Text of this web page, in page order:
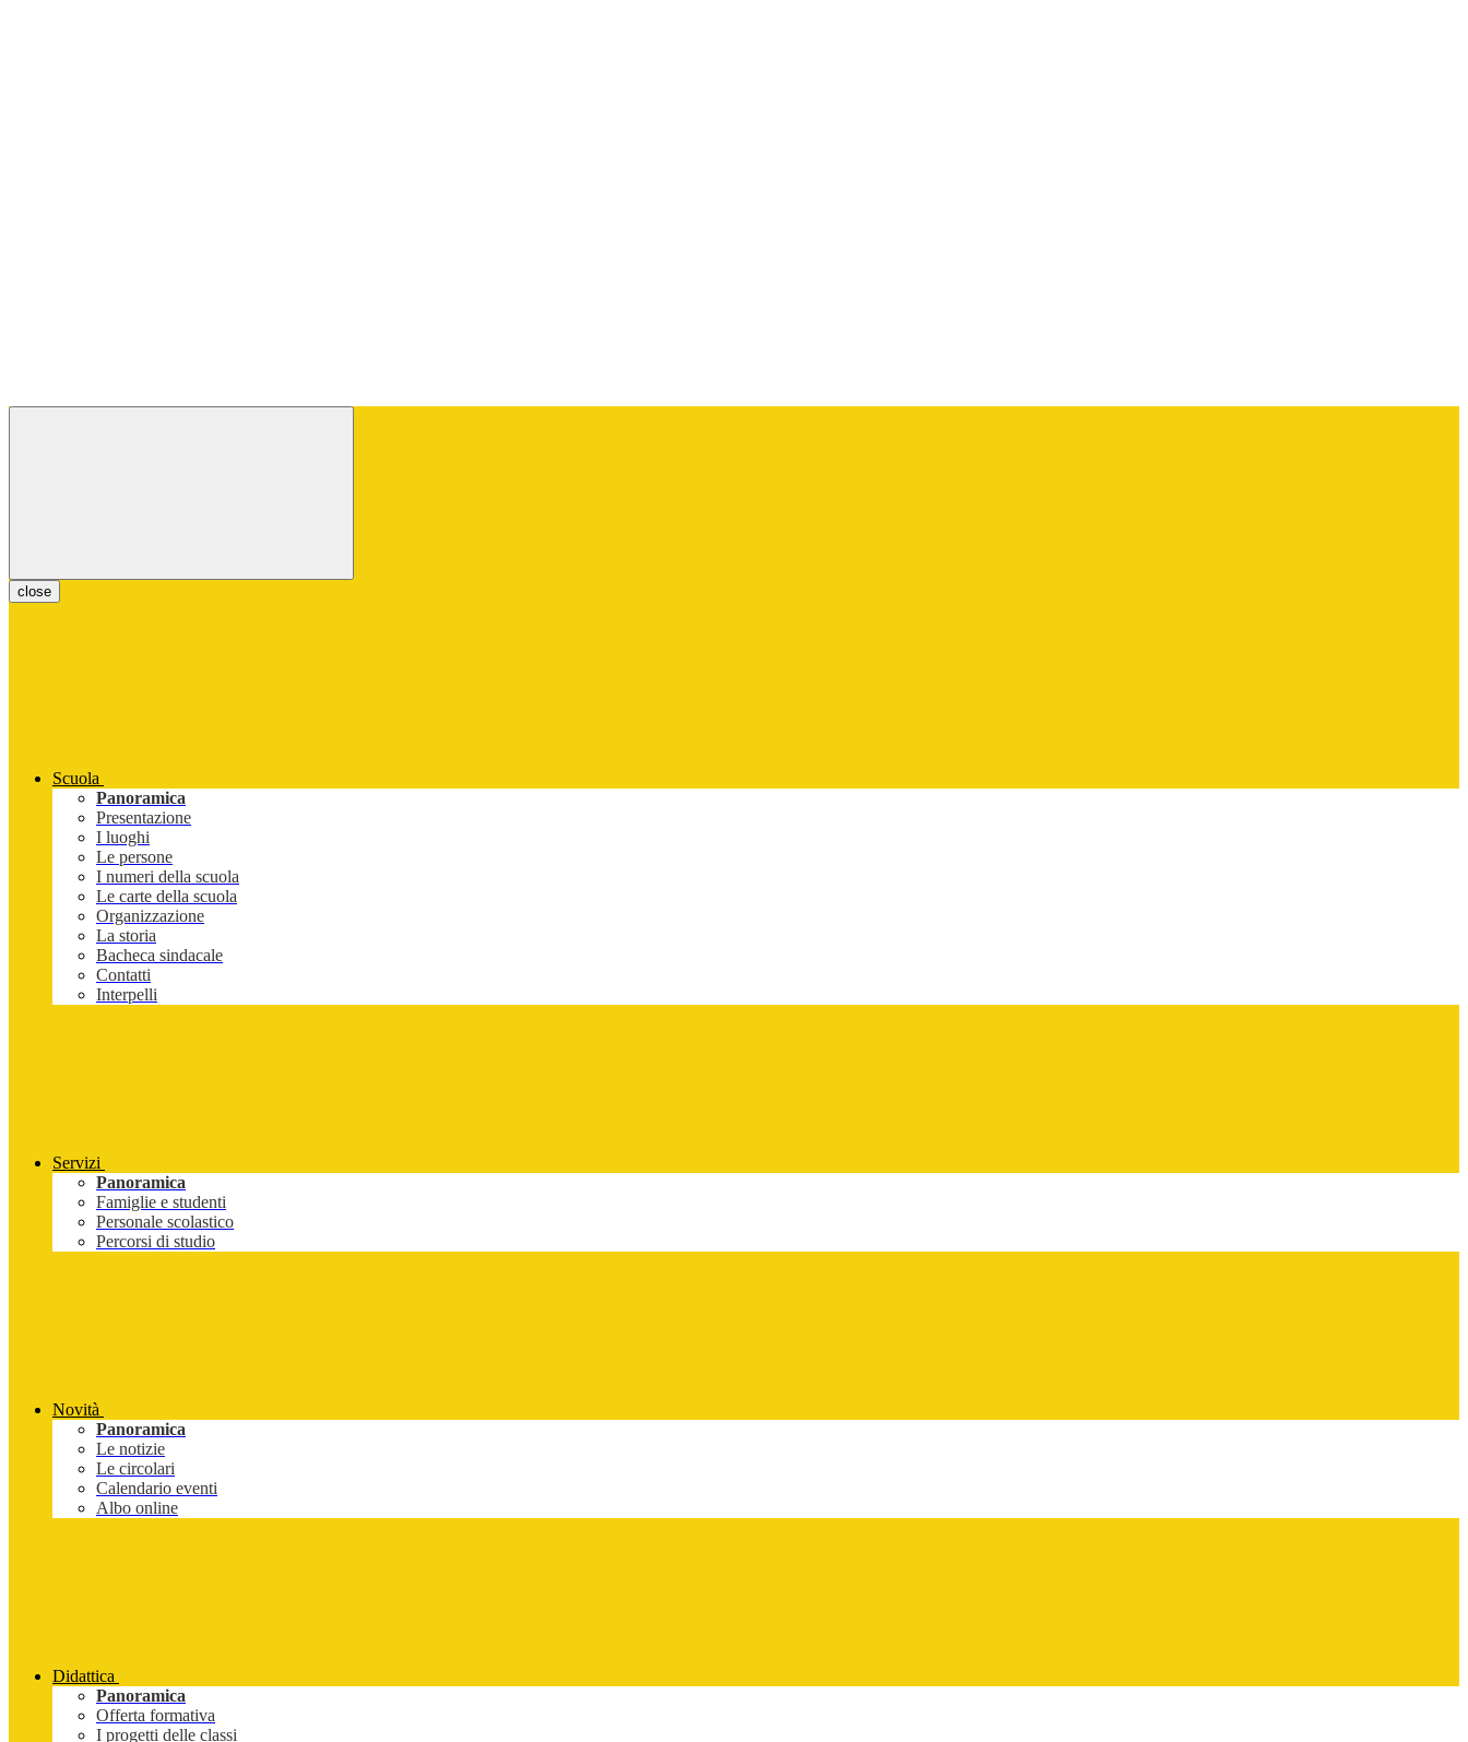
close
Scuola
Panoramica
Presentazione
I luoghi
Le persone
I numeri della scuola
Le carte della scuola
Organizzazione
La storia
Bacheca sindacale
Contatti
Interpelli
Servizi
Panoramica
Famiglie e studenti
Personale scolastico
Percorsi di studio
Novità
Panoramica
Le notizie
Le circolari
Calendario eventi
Albo online
Didattica
Panoramica
Offerta formativa
I progetti delle classi